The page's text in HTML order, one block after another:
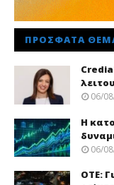
ΠΡΌΣΦΑΤΑ
06/
Η
06/
ΟΤΕ: